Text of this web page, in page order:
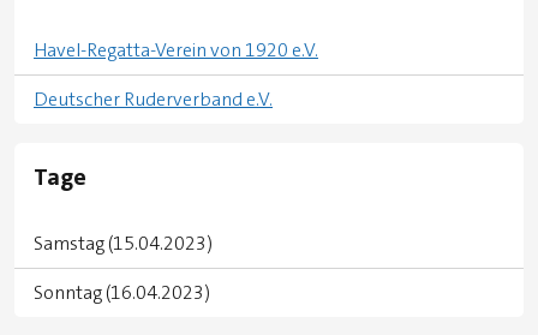
Havel-Regatta-Verein von 1920 e.V.
Deutscher Ruderverband e.V.
Tage
Samstag (15.04.2023)
Sonntag (16.04.2023)